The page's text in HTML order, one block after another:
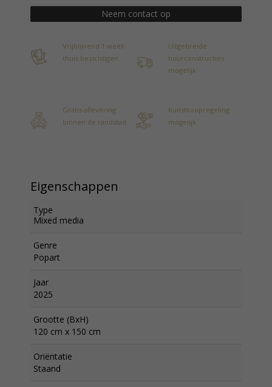
Neem contact op
Vrijblijvend 1 week
thuis bezichtigen
Uitgebreide
huurconstructies
mogelijk
Gratis aflevering
binnen de randstad
Kunstkoopregeling
mogelijk
Eigenschappen
Type
Mixed media
Genre
Popart
Jaar
2025
Grootte (BxH)
120 cm x 150 cm
Oriëntatie
Staand